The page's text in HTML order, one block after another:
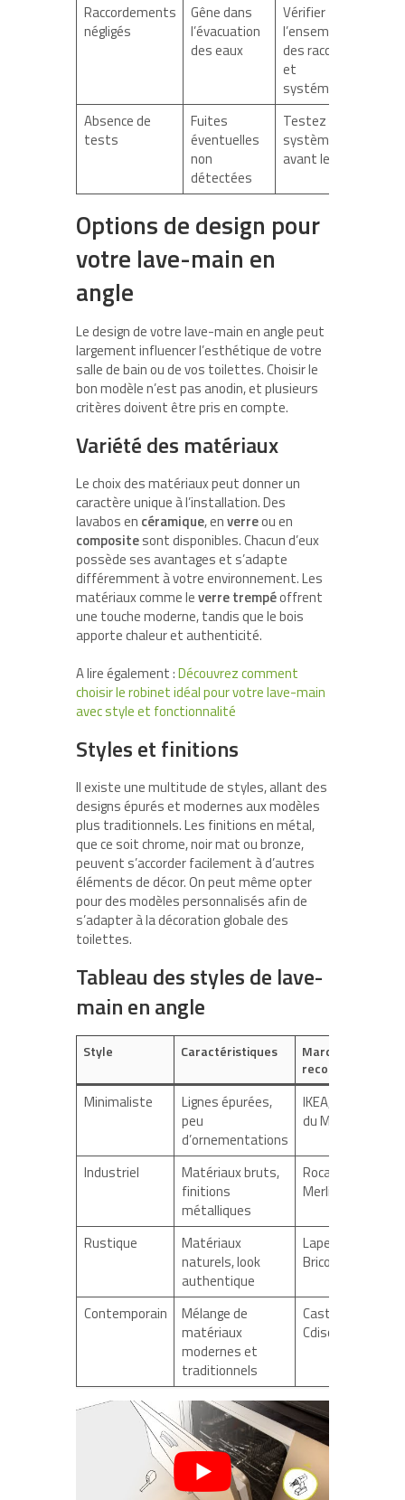
Raccordements
négligés
Gêne dans
l’évacuation
des eaux
Vérifier
l’ensemble
des raccords
et
systémiques
Absence de
tests
Fuites
éventuelles
non
détectées
Testez le
système
avant le final
Options de design pour
votre lave-main en
angle
Le design de votre lave-main en angle peut
largement influencer l’esthétique de votre
salle de bain ou de vos toilettes. Choisir le
bon modèle n’est pas anodin, et plusieurs
critères doivent être pris en compte.
Variété des matériaux
Le choix des matériaux peut donner un
caractère unique à l’installation. Des
lavabos en céramique, enverreou en
compositesont disponibles. Chacun d’eux
possède ses avantages et s’adapte
différemment à votre environnement. Les
matériaux comme leverre trempéoffrent
une touche moderne, tandis que le bois
apporte chaleur et authenticité.
A lire également :Découvrez comment
choisir le robinet idéal pour votre lave-main
avec style et fonctionnalité
Styles et finitions
Il existe une multitude de styles, allant des
designs épurés et modernes aux modèles
plus traditionnels. Les finitions en métal,
que ce soit chrome, noir mat ou bronze,
peuvent s’accorder facilement à d’autres
éléments de décor. On peut même opter
pour des modèles personnalisés afin de
s’adapter à la décoration globale des
toilettes.
Tableau des styles de lave-
main en angle
Style Caractéristiques
Marques
recommandées
Minimaliste
Lignes épurées,
peu
d’ornementations
IKEA, Maisons
du Monde
Industriel
Matériaux bruts,
finitions
métalliques
Roca, Leroy
Merlin
Rustique
Matériaux
naturels, look
authentique
Lapeyre,
Bricorama
Contemporain
Mélange de
matériaux
modernes et
traditionnels
Castorama,
Cdiscount